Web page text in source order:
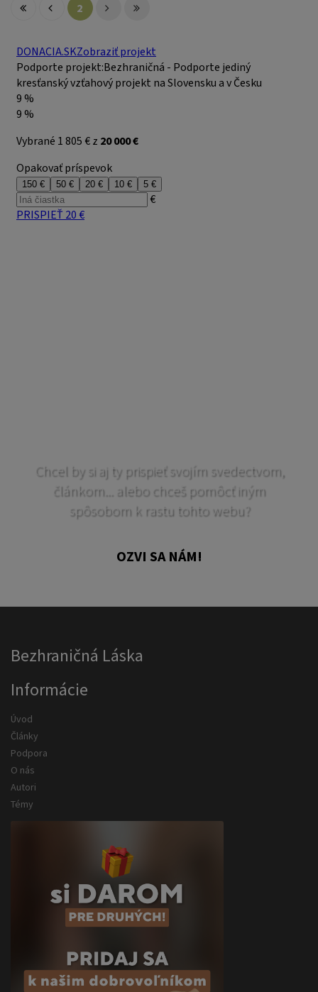
2
Chcel by si aj ty prispieť svojím svedectvom,
článkom... alebo chceš pomôcť iným
spôsobom k rastu tohto webu?
OZVI SA NÁM!
Bezhraničná Láska
Informácie
Úvod
Články
Podpora
O nás
Autori
Témy